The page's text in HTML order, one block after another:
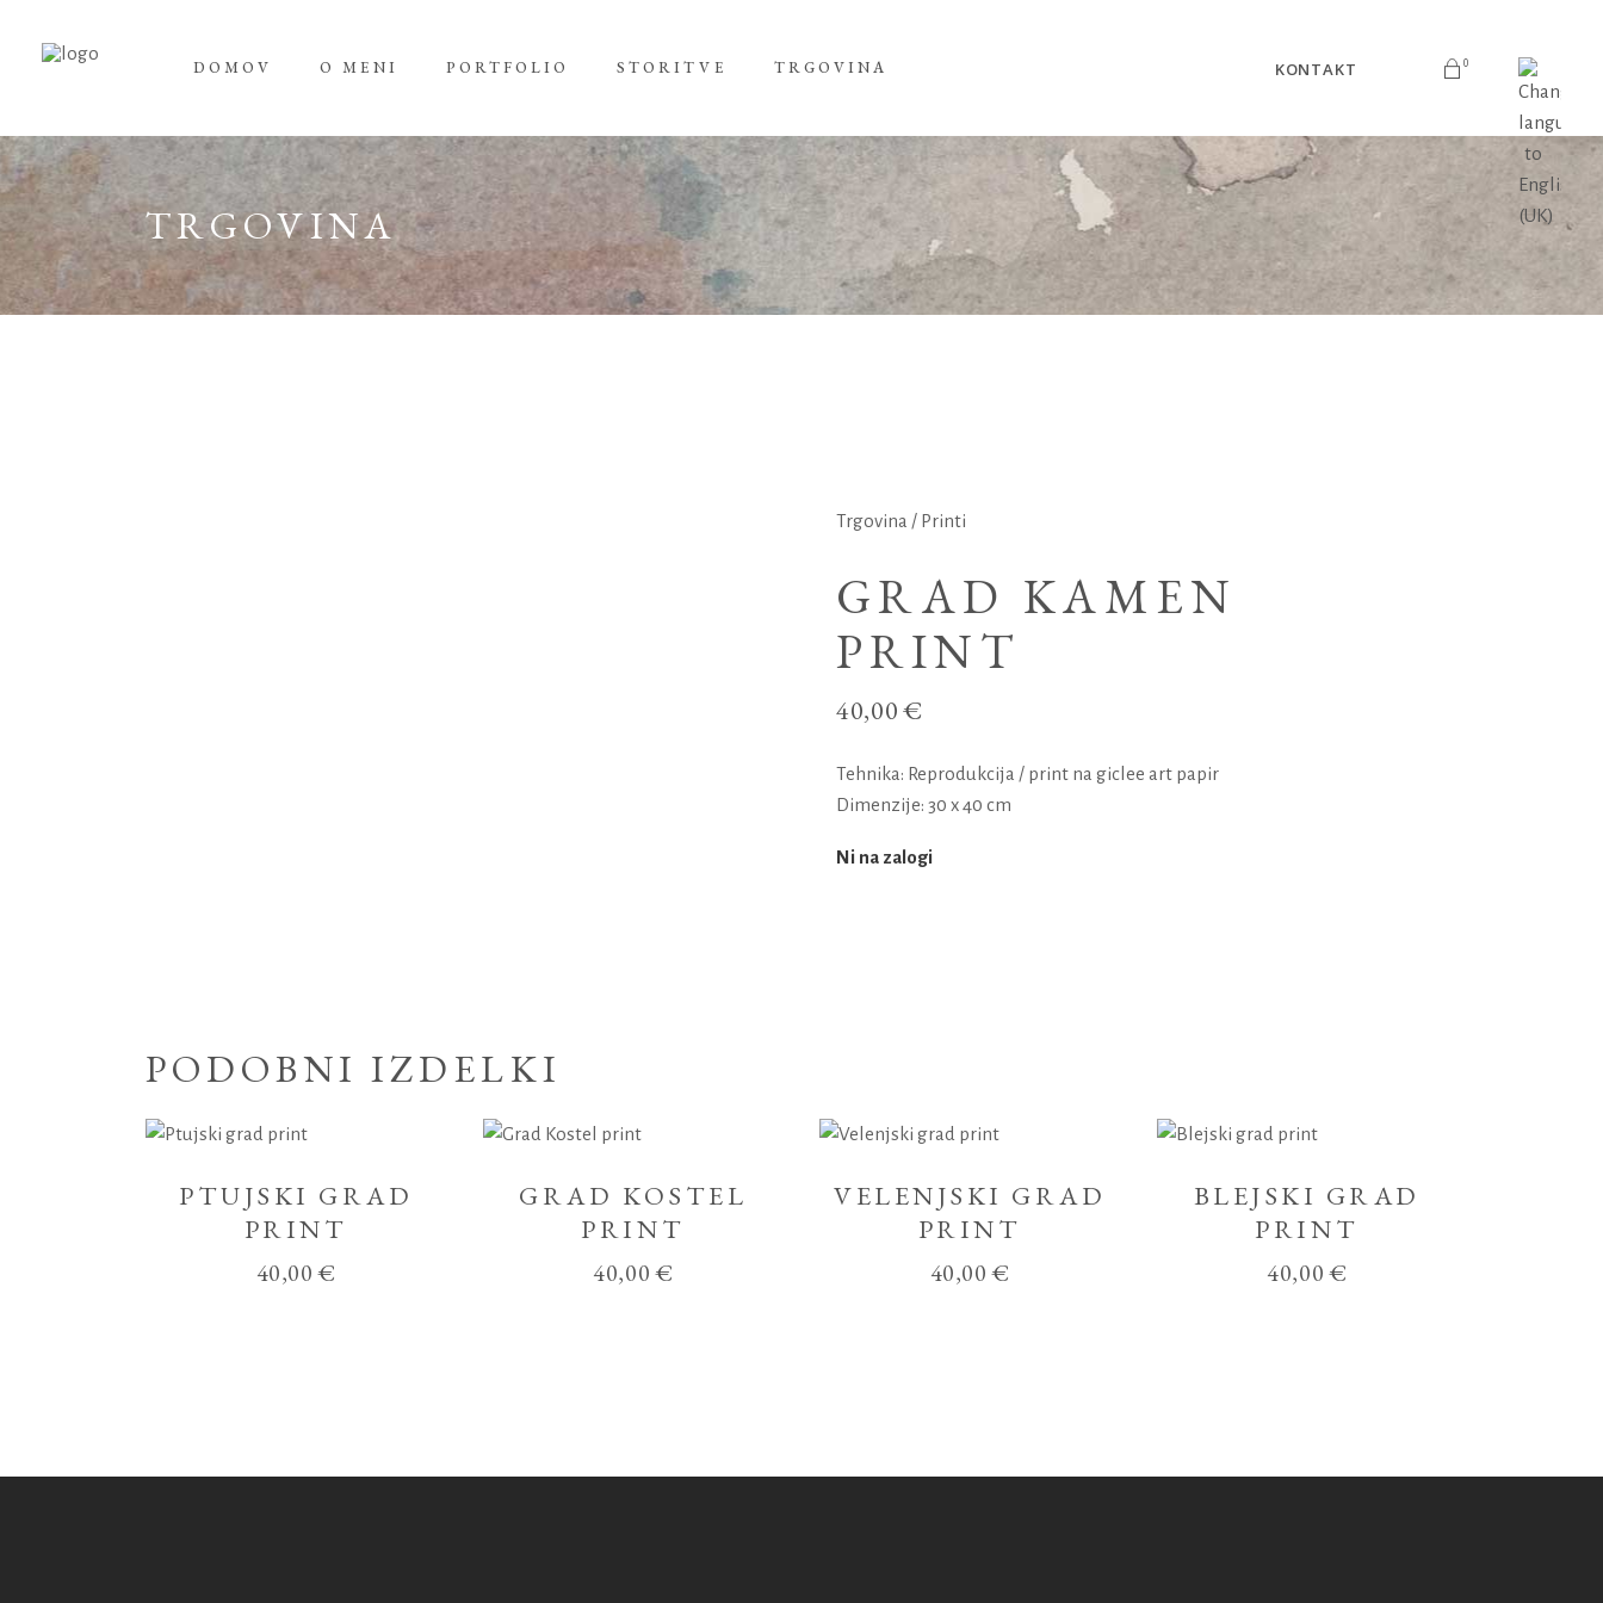
DOMOV O MENI PORTFOLIO STORITVE TRGOVINA KONTAKT 0
V košarici ni izdelkov.
TRGOVINA
Trgovina / Printi
GRAD KAMEN
PRINT
40,00€
Tehnika: Reprodukcija / print na giclee art papir
Dimenzije: 30 x 40 cm
Ni na zalogi
PODOBNI IZDELKI
PTUJSKI GRAD
PRINT
40,00€
GRAD KOSTEL
PRINT
40,00€
VELENJSKI GRAD
PRINT
40,00€
BLEJSKI GRAD
PRINT
40,00€